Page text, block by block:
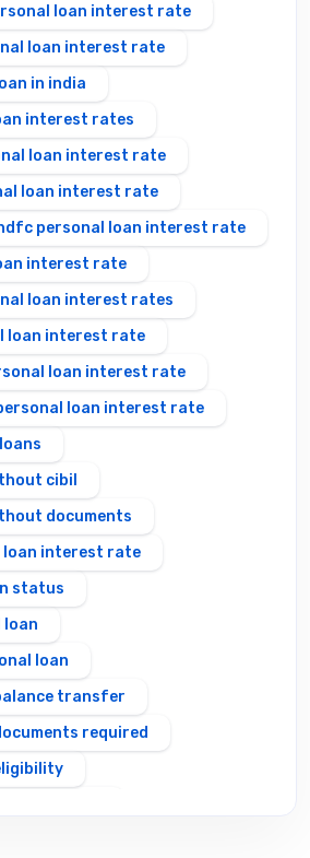
loan interest rate
loan interest rate
in india
interest rates
loan interest rate
loan interest rate
personal loan interest rate
interest rate
loan interest rates
loan interest rate
loan interest rate
loan interest rate
cibil
documents
loan interest rate
status
loan
loan
transfer
required